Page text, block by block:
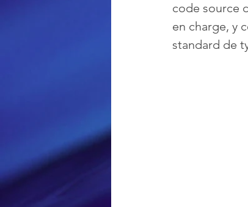
Loisir et divertissement
code source
en charge, y
standard de